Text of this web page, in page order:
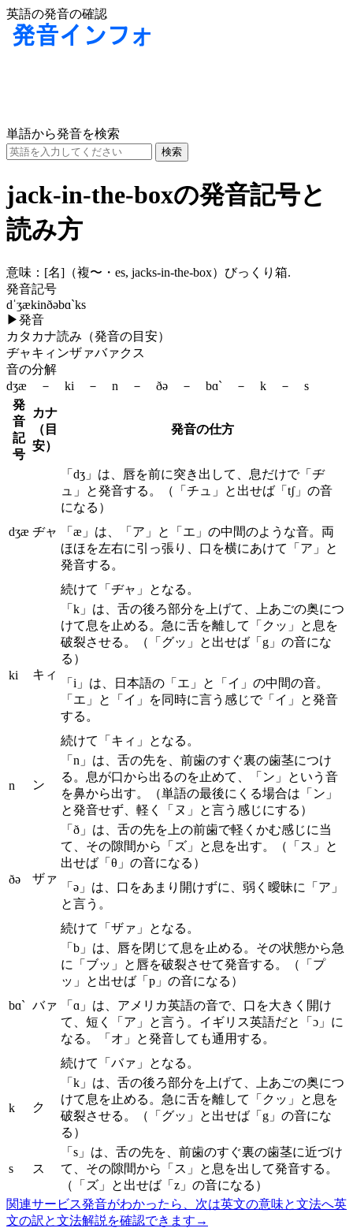
英語の発音の確認
単語から発音を検索
jack-in-the-boxの発音記号と
読み方
意味： [名] （複〜・es, jacks-in-the-box）びっくり箱.
発音記号
dˈʒækinðəbɑ`ks
▶発音
カタカナ読み（発音の目安）
ヂャキィンザァバァクス
音の分解
dʒæ － ki － n － ðə － bɑ` － k － s
発
音
記
号
カナ
（目
安）
発音の仕方
dʒæ ヂャ
「dʒ」は、唇を前に突き出して、息だけで「ヂ
ュ」と発音する。（「チュ」と出せば「tʃ」の音
になる）
「æ」は、「ア」と「エ」の中間のような音。両
ほほを左右に引っ張り、口を横にあけて「ア」と
発音する。
続けて「ヂャ」となる。
ki キィ
「k」は、舌の後ろ部分を上げて、上あごの奥につ
けて息を止める。急に舌を離して「クッ」と息を
破裂させる。（「グッ」と出せば「g」の音にな
る）
「i」は、日本語の「エ」と「イ」の中間の音。
「エ」と「イ」を同時に言う感じで「イ」と発音
する。
続けて「キィ」となる。
n ン
「n」は、舌の先を、前歯のすぐ裏の歯茎につけ
る。息が口から出るのを止めて、「ン」という音
を鼻から出す。（単語の最後にくる場合は「ン」
と発音せず、軽く「ヌ」と言う感じにする）
ðə ザァ
「ð」は、舌の先を上の前歯で軽くかむ感じに当
て、その隙間から「ズ」と息を出す。（「ス」と
出せば「θ」の音になる）
「ə」は、口をあまり開けずに、弱く曖昧に「ア」
と言う。
続けて「ザァ」となる。
bɑ` バァ
「b」は、唇を閉じて息を止める。その状態から急
に「ブッ」と唇を破裂させて発音する。（「プ
ッ」と出せば「p」の音になる）
「ɑ」は、アメリカ英語の音で、口を大きく開け
て、短く「ア」と言う。イギリス英語だと「ɔ」に
なる。「オ」と発音しても通用する。
続けて「バァ」となる。
k ク
「k」は、舌の後ろ部分を上げて、上あごの奥につ
けて息を止める。急に舌を離して「クッ」と息を
破裂させる。（「グッ」と出せば「g」の音にな
る）
s ス
「s」は、舌の先を、前歯のすぐ裏の歯茎に近づけ
て、その隙間から「ス」と息を出して発音する。
（「ズ」と出せば「z」の音になる）
関連サービス発音がわかったら、次は英文の意味と文法へ英
文の訳と文法解説を確認できます →